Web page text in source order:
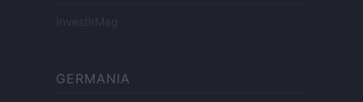
InvestirMag
GERMANIA